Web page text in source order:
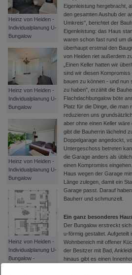
Heinz von Heiden -
Individualplanung U-
Bungalow
Heinz von Heiden -
Individualplanung U-
Bungalow
Heinz von Heiden -
Individualplanung U-
Bungalow
Heinz von Heiden -
Individualplanung U-
Bungalow -
Eigenleistung hergebracht,
den gesamten Aushub der
Umkreis", berichtet der
Eigenleistung: das Haus
waren schon fast rund um
überhaupt erstmal den
von Heiden riet außerdem
„Einen Keller hatten wir
sind wir diesen
bauen zu können - und nun
zu haben", erzählt die
Flachdachbungalow böte
Platz für die Dinge, die man
reduzieren uns
aber ohne einen Keller
gibt die Bauherrin lächelnd
Doppelgarage angedockt,
Untergeschoss betreten
die Garage anders als
einen Kompromiss
Haus wegen der Garage
Länge zulegen, damit ein
Garage passt. Darauf
Bauherr und schmunzelt.
Ein ganz besonderes
Der Bungalow erstreckt
u-förmig gestaltet. Aufgeteilt
Wohnbereich mit offener
der Besitzer mit Bad,
hinaus gibt es einen